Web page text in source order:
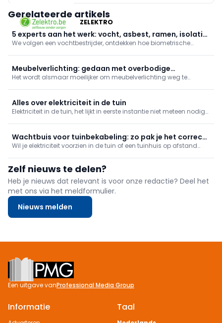
ZELEKTRO
Gerelateerde artikels
5 experts aan het werk: vocht, asbest, ramen, isolatie
en biometrie
We volgen een vochtbestrijder, ontdekken hoe biometrische
gaan we mee met een asbestdeskundige.
Meubelverlichting: gedaan met overbodige
bedrading?
Het wordt alsmaar moeilijker om meubelverlichting weg te
steeds meer ingang vinden in dressings, keukens en badkamers.
Alles over elektriciteit in de tuin
Elektriciteit in de tuin, het lijkt in eerste instantie niet meteen nodig
Wachtbuis voor tuinbekabeling: zo pak je het correct
aan
Wil je elektriciteit voorzien in de tuin of een tuinhuis op afstand
plaats je die correct en waarmee moet je rekening houden qua
Zelf nieuws te delen?
Heb je nieuws dat relevant is voor onze redactie? Deel het
met ons via het meldformulier.
Nieuws melden
Footer
Een uitgave vanProfessional Media Group
Informatie Taal